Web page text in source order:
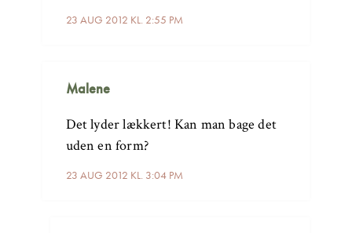
23 AUG 2012 KL. 2:55 PM
Malene
23 AUG 2012 KL. 3:04 PM
Det lyder lækkert! Kan man bage det
uden en form?